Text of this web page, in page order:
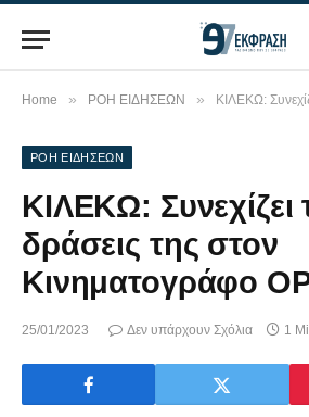
Home » ΡΟΗ ΕΙΔΗΣΕΩΝ » ΚΙΛΕΚΩ: Συνεχίζει τις
ΡΟΗ ΕΙΔΗΣΕΩΝ
ΚΙΛΕΚΩ: Συνεχίζει
δράσεις της στον
Κινηματογράφο
25/01/2023 Δεν υπάρχουν Σχόλια 1